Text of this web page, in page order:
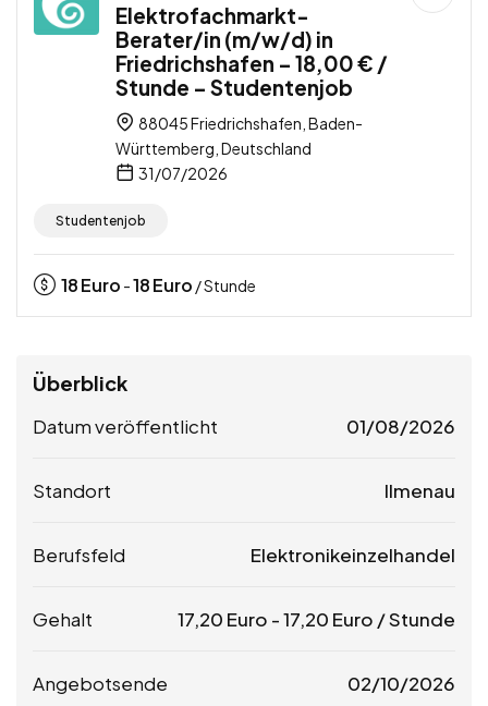
Elektrofachmarkt-
Berater/in (m/w/d) in
Friedrichshafen – 18,00 € /
Stunde – Studentenjob
88045 Friedrichshafen, Baden-
Württemberg, Deutschland
31/07/2026
Studentenjob
18Euro -18Euro / Stunde
Überblick
Datum veröffentlicht 01/08/2026
Standort Ilmenau
Berufsfeld Elektronikeinzelhandel
Gehalt 17,20 Euro -17,20 Euro / Stunde
Angebotsende 02/10/2026